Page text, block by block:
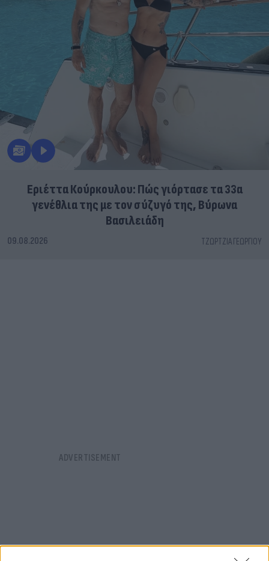
Εριέττα Κούρκουλου: Πώς γιόρτασε τα 33α
γενέθλια της με τον σύζυγό της, Βύρωνα
Βασιλειάδη
09.08.2026 ΤΖΏΡΤΖΙΑ ΓΕΩΡΓΊΟΥ